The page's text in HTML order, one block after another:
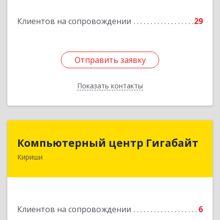
Клиентов на сопровождении 29
Отправить заявку
Показать контакты
Отправить заявку
Назад
Компьютерный центр Гигабайт
Кириши
Клиентов на сопровождении 6
Компьютерный центр Гигабайт